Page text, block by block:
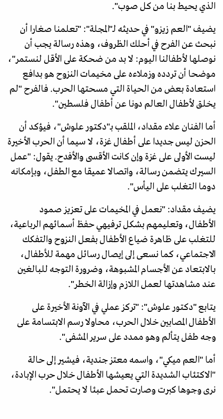
الذي يحيط بنا من كل صوب".
يضيف "العم زيزو" في حديثه لـ"المجلة": "تعلمنا صغارا أن
نبحث عن الفرح في أحلك الظروف، وهذه رسالة يجب أن
نوصلها لأطفالنا اليوم: لا بد من ضحكة على الأقل لنستمر"،
موضحا أن تردده وزملاءه على مخيمات النزوح هو بدافع
استعادة بعض من الحياة التي مسحتها الحرب. فالفرح "لم
يخلق لأطفال العالم دونا عن أطفال فلسطين".
أما الفنان علاء مقداد، الملقب بـ"دكتور علوش"، فيؤكد أن
الحزن ليس جديدا على أطفال غزة، لا سيما أن الحرب الأخيرة
ليست الأولى على غزة وإن كانت الأقسى والأفدح. يقول: "عمل
السيرك يتضمن رسالة، واتصالا عميقا مع الطفل، وبإمكانه
دوما التغلب على اليأس".
يضيف مقداد: "نعمل في المخيمات على تعزيز صمود
الأطفال، وتعليمهم بشكل ترفيهي حفظ أسمائهم الرباعية،
للتغلب على ظاهرة ضياع الأطفال بفعل النزوح والتفكك
الاجتماعي، كما نسعى إلى إيصال رسائل مهمة للأطفال،
بالابتعاد عن الأجسام المشبوهة، وضرورة التوجه للبالغين
عند مشاهدتها لعمل اللازم وإزالة الخطر".
يتابع "دكتور علوش": "تركز عملي في الآونة الأخيرة على
الأطفال المصابين خلال الحرب، محاولا رسم الابتسامة على
وجه طفل يتألم وهو ممدد على سرير المشفى".
أما "العم ميكي"، واسمه معتز جندية، فيشير إلى حالة
"الاكتئاب الشديدة التي يعيشها الأطفال خلال حرب الإبادة،
نرى وجوها كبرت وصارت تحمل عبئا لا يحتمل".